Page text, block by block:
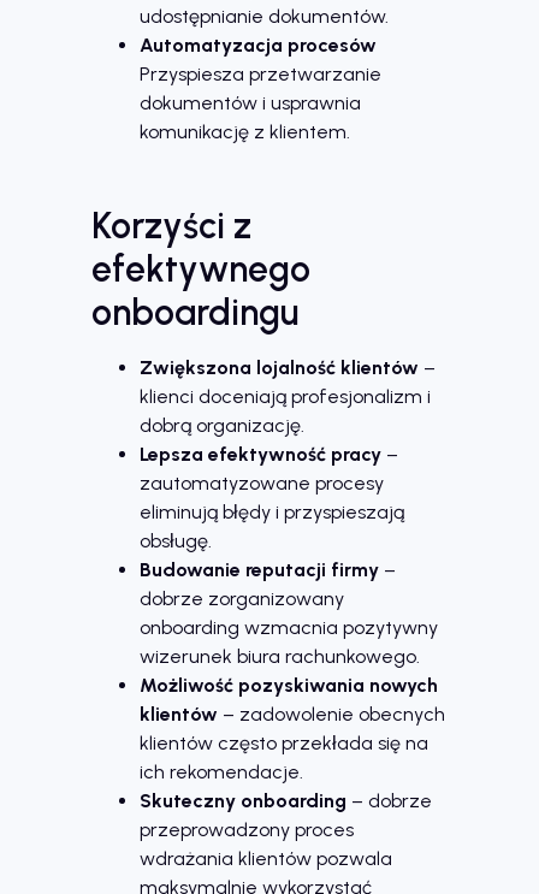
udostępnianie dokumentów.
Automatyzacja procesów
Przyspiesza przetwarzanie
dokumentów i usprawnia
komunikację z klientem.
Korzyści z
efektywnego
onboardingu
Zwiększona lojalność klientów –
klienci doceniają profesjonalizm i
dobrą organizację.
Lepsza efektywność pracy –
zautomatyzowane procesy
eliminują błędy i przyspieszają
obsługę.
Budowanie reputacji firmy –
dobrze zorganizowany
onboarding wzmacnia pozytywny
wizerunek biura rachunkowego.
Możliwość pozyskiwania nowych
klientów – zadowolenie obecnych
klientów często przekłada się na
ich rekomendacje.
Skuteczny onboarding – dobrze
przeprowadzony proces
wdrażania klientów pozwala
maksymalnie wykorzystać